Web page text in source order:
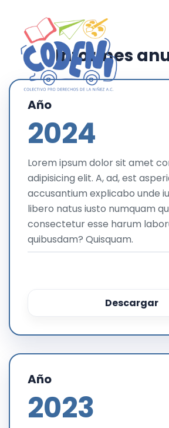
Info rmes an
Año
2024
Lorem ipsum dolor sit amet
adipisicing elit. A, ad, est
accusantium explicabo unde
libero natus iusto numquam
consectetur esse harum
quibusdam? Quisquam.
Descargar
Año
2023